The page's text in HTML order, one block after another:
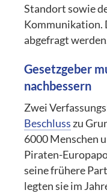
Standort sowie
Kommunikation.
abgefragt
Gesetzgeber
nachbessern
Zwei
Beschluss zu
6000 Menschen
Piraten-
seine frühere
legten sie im